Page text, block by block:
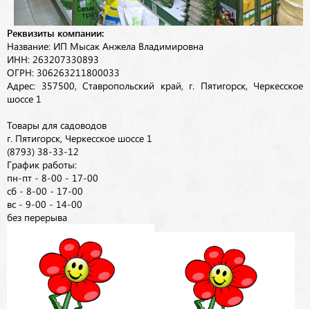
Реквизиты компании:
Название: ИП Мысак Анжела Владимировна
ИНН: 263207330893
ОГРН: 306263211800033
Адрес: 357500, Ставропольский край, г. Пятигорск, Черкесское
шоссе 1
Товары для садоводов
г. Пятигорск, Черкесское шоссе 1
(8793) 38-33-12
График работы:
пн-пт - 8-00 - 17-00
сб - 8-00 - 17-00
вс - 9-00 - 14-00
без перерыва